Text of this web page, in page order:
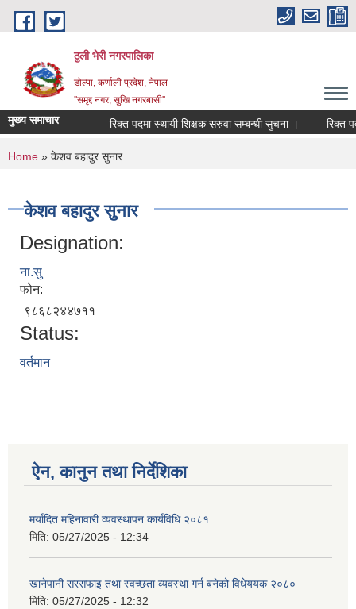
Skip to main content
ठुली भेरी नगरपालिका
डाेल्पा, कर्णाली प्रदेश, नेपाल
''समृद्द नगर, सुखि नगरबासी''
मुख्य समाचार रिक्त पदमा स्थायी शिक्षक सरुवा सम्बन्धी सुचना । रिक्त
You are here
Home » केशव बहादुर सुनार
केशव बहादुर सुनार
Designation:
ना.सु
फोन:
९८६८२४४७११
Status:
वर्तमान
ऐन, कानुन तथा निर्देशिका
मर्यादित महिनावारी व्यवस्थापन कार्यविधि २०८१
मिति: 05/27/2025 - 12:34
खानेपानी सरसफाइ तथा स्वच्छता व्यवस्था गर्न बनेको विधेययक २०८०
मिति: 05/27/2025 - 12:32